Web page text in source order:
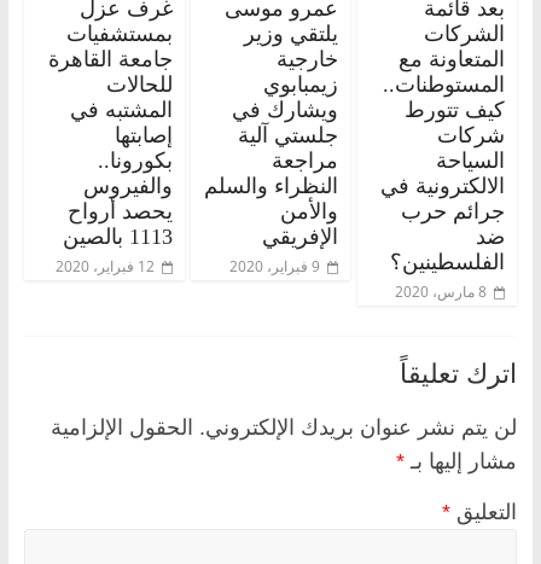
بعد قائمة
الشركات
المتعاونة مع
المستوطنات..
كيف تتورط
شركات
السياحة
الالكترونية في
جرائم حرب
ضد
الفلسطينين؟
8 مارس، 2020
عمرو موسى
يلتقي وزير
خارجية
زيمبابوي
ويشارك في
جلستي آلية
مراجعة
النظراء والسلم
والأمن
الإفريقي
9 فبراير، 2020
غرف عزل
بمستشفيات
جامعة القاهرة
للحالات
المشتبه في
إصابتها
بكورونا..
والفيروس
يحصد أرواح
1113 بالصين
12 فبراير، 2020
اترك تعليقاً
لن يتم نشر عنوان بريدك الإلكتروني. الحقول الإلزامية
مشار إليها بـ *
التعليق *